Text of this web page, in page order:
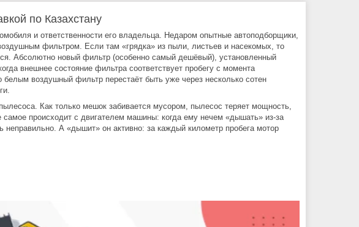
по Казахстану
и ответственности его владельца. Недаром опытные автоподборщики,
фильтром. Если там «грядка» из пыли, листьев и насекомых, то
Абсолютно новый фильтр (особенно самый дешёвый), установленный
внешнее состояние фильтра соответствует пробегу с момента
белым воздушный фильтр перестаёт быть уже через несколько сотен
Как только мешок забивается мусором, пылесос теряет мощность,
самое происходит с двигателем машины: когда ему нечем «дышать» из-за
неправильно. А «дышит» он активно: за каждый километр пробега мотор